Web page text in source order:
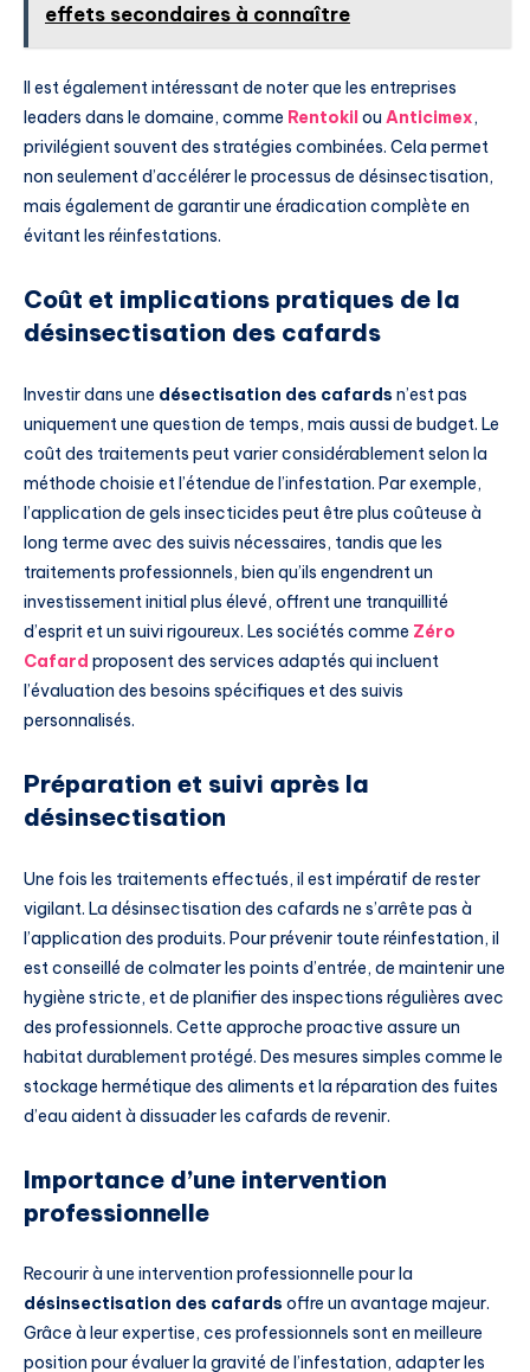
effets secondaires à connaître
Il est également intéressant de noter que les entreprises
leaders dans le domaine, comme Rentokilou Anticimex,
privilégient souvent des stratégies combinées. Cela permet
non seulement d’accélérer le processus de désinsectisation,
mais également de garantir une éradication complète en
évitant les réinfestations.
Coût et implications pratiques de la
désinsectisation des cafards
Investir dans une désectisation des cafards n’est pas
uniquement une question de temps, mais aussi de budget. Le
coût des traitements peut varier considérablement selon la
méthode choisie et l’étendue de l’infestation. Par exemple,
l’application de gels insecticides peut être plus coûteuse à
long terme avec des suivis nécessaires, tandis que les
traitements professionnels, bien qu’ils engendrent un
investissement initial plus élevé, offrent une tranquillité
d’esprit et un suivi rigoureux. Les sociétés comme Zéro
Cafard proposent des services adaptés qui incluent
l’évaluation des besoins spécifiques et des suivis
personnalisés.
Préparation et suivi après la
désinsectisation
Une fois les traitements effectués, il est impératif de rester
vigilant. La désinsectisation des cafards ne s’arrête pas à
l’application des produits. Pour prévenir toute réinfestation, il
est conseillé de colmater les points d’entrée, de maintenir une
hygiène stricte, et de planifier des inspections régulières avec
des professionnels. Cette approche proactive assure un
habitat durablement protégé. Des mesures simples comme le
stockage hermétique des aliments et la réparation des fuites
d’eau aident à dissuader les cafards de revenir.
Importance d’une intervention
professionnelle
Recourir à une intervention professionnelle pour la
désinsectisation des cafards offre un avantage majeur.
Grâce à leur expertise, ces professionnels sont en meilleure
position pour évaluer la gravité de l’infestation, adapter les